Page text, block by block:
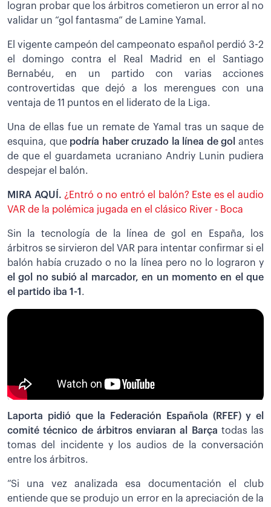
logran probar que los árbitros cometieron un error al no
validar un “gol fantasma” de Lamine Yamal.
El vigente campeón del campeonato español perdió 3-2
el domingo contra el Real Madrid en el Santiago
Bernabéu, en un partido con varias acciones
controvertidas que dejó a los merengues con una
ventaja de 11 puntos en el liderato de la Liga.
Una de ellas fue un remate de Yamal tras un saque de
esquina, que podría haber cruzado la línea de gol antes
de que el guardameta ucraniano Andriy Lunin pudiera
despejar el balón.
MIRA AQUÍ. ¿Entró o no entró el balón? Este es el audio
VAR de la polémica jugada en el clásico River - Boca
Sin la tecnología de la línea de gol en España, los
árbitros se sirvieron del VAR para intentar confirmar si el
balón había cruzado o no la línea pero no lo lograron y
el gol no subió al marcador, en un momento en el que
el partido iba 1-1 .
Laporta pidió que la Federación Española (RFEF) y el
comité técnico de árbitros enviaran al Barça todas las
tomas del incidente y los audios de la conversación
entre los árbitros.
“Si una vez analizada esa documentación el club
entiende que se produjo un error en la apreciación de la